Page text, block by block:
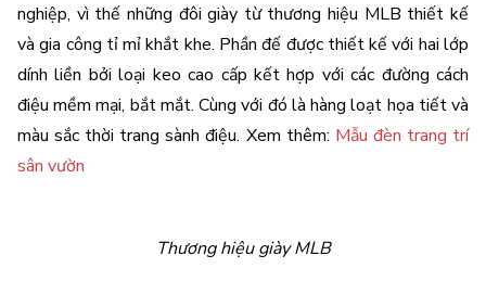
nghiệp, vì thế những đôi giày từ thương hiệu MLB thiết kế
và gia công tỉ mỉ khắt khe. Phần đế được thiết kế với hai lớp
dính liền bởi loại keo cao cấp kết hợp với các đường cách
điệu mềm mại, bắt mắt. Cùng với đó là hàng loạt họa tiết và
màu sắc thời trang sành điệu. Xem thêm: Mẫu đèn trang trí
sân vườn
Thương hiệu giày MLB